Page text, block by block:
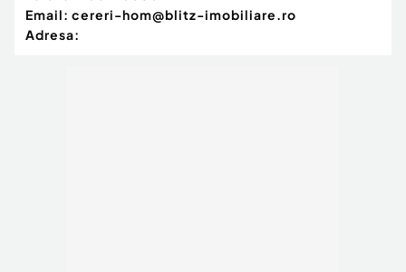
Email: cereri-hom@blitz-imobiliare.ro
Adresa: